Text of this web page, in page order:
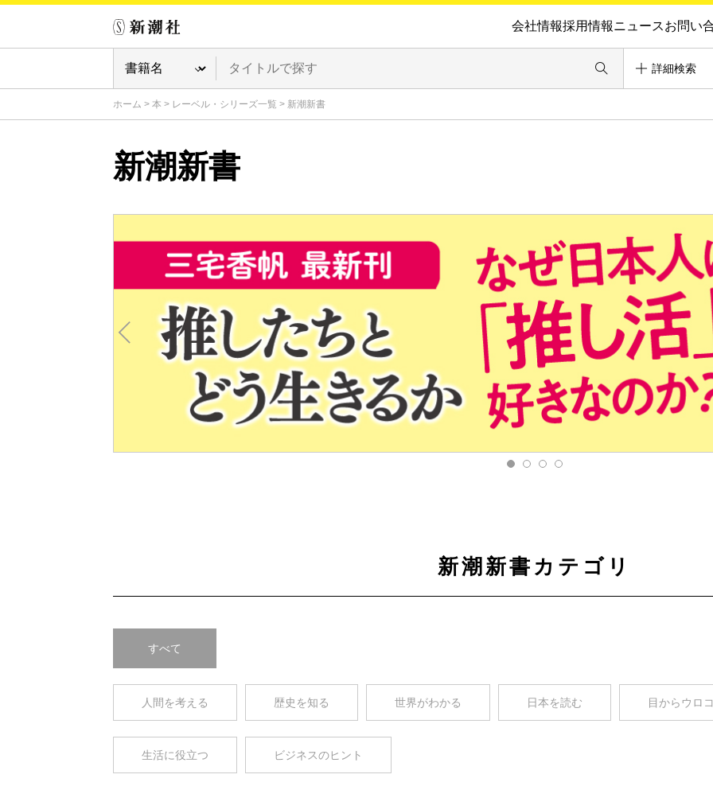
会社情報採用情報ニュースお問い
詳細検索
ホーム > 本 > レーベル・シリーズ一覧 > 新潮新書
新潮新書
新潮新書カテゴリ
すべて
人間を考える 歴史を知る 世界がわかる 日本を読む 目からウロコ
生活に役立つ ビジネスのヒント